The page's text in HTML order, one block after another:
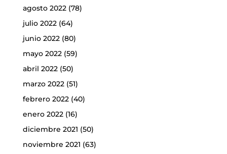
agosto 2022(78)
julio 2022(64)
junio 2022(80)
mayo 2022(59)
abril 2022(50)
marzo 2022(51)
febrero 2022(40)
enero 2022(16)
diciembre 2021 (50)
noviembre 2021 (63)